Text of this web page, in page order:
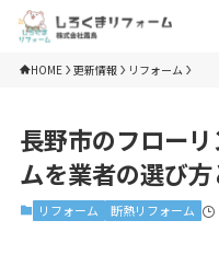
HOME 更新情報 リフォーム
長野市のフロー
ムを業者の選び
リフォーム 断熱リフォーム